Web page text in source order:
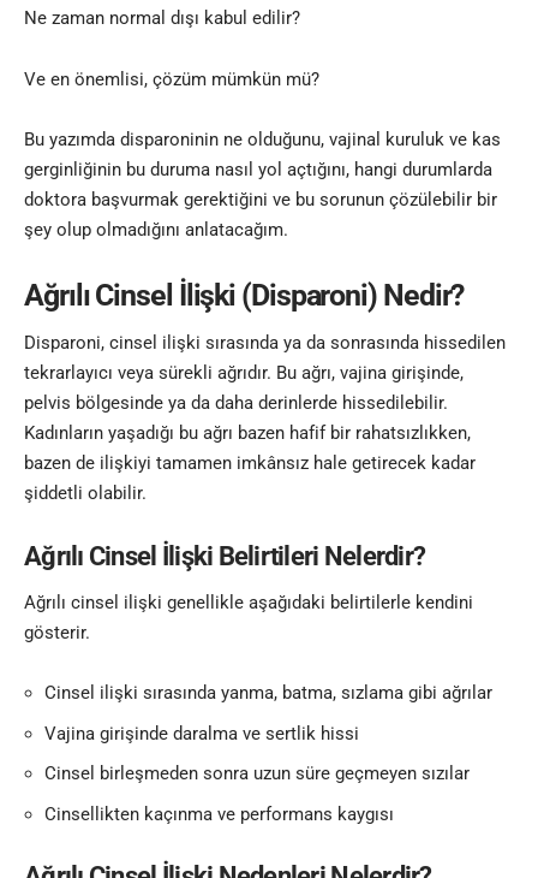
Ne zaman normal dışı kabul edilir?
Ve en önemlisi, çözüm mümkün mü?
Bu yazımda disparoninin ne olduğunu, vajinal kuruluk ve kas
gerginliğinin bu duruma nasıl yol açtığını, hangi durumlarda
doktora başvurmak gerektiğini ve bu sorunun çözülebilir bir
şey olup olmadığını anlatacağım.
Ağrılı Cinsel İlişki (Disparoni) Nedir?
Disparoni, cinsel ilişki sırasında ya da sonrasında hissedilen
tekrarlayıcı veya sürekli ağrıdır. Bu ağrı, vajina girişinde,
pelvis bölgesinde ya da daha derinlerde hissedilebilir.
Kadınların yaşadığı bu ağrı bazen hafif bir rahatsızlıkken,
bazen de ilişkiyi tamamen imkânsız hale getirecek kadar
şiddetli olabilir.
Ağrılı Cinsel İlişki Belirtileri Nelerdir?
Ağrılı cinsel ilişki genellikle aşağıdaki belirtilerle kendini
gösterir.
Cinsel ilişki sırasında yanma, batma, sızlama gibi ağrılar
Vajina girişinde daralma ve sertlik hissi
Cinsel birleşmeden sonra uzun süre geçmeyen sızılar
Cinsellikten kaçınma ve performans kaygısı